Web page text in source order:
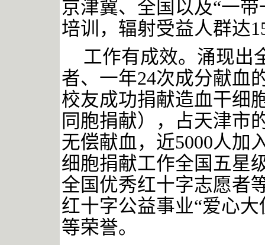
京津冀、全国以及“一
培训，辐射受益人群达
工作有成效。涌现出
者、一年24次成分献血
校友成功捐献造血干细
同胞捐献），占天津市
无偿献血，近5000人加
细胞捐献工作全国五星
全国优秀红十字志愿者
红十字公益事业“爱心
等荣誉。